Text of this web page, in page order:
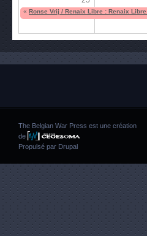
« Ronse Vrij / Renaix Libre : Renaix
The Belgian War Press est une création
de
Propulsé par Drupal